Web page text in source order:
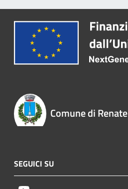
Comune di Renate
SEGUICI SU